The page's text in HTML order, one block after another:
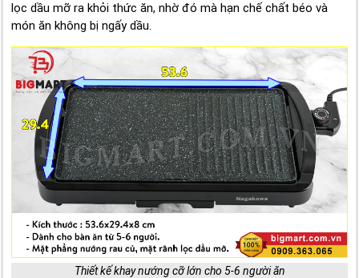
lọc dầu mỡ ra khỏi thức ăn, nhờ đó mà hạn chế chất béo và
món ăn không bị ngấy dầu.
Thiết kế khay nướng cỡ lớn cho 5-6 người ăn